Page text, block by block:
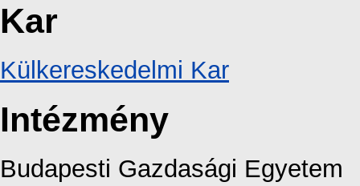
Kar
Külkereskedelmi Kar
Intézmény
Budapesti Gazdasági Egyetem